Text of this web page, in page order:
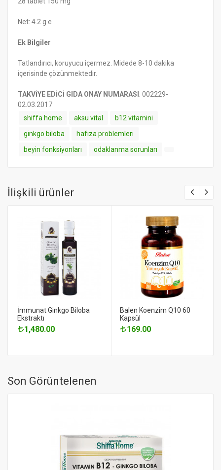
Net: 4.2 g e
Ek Bilgiler
Tatlandırıcı, koruyucu içermez. Midede 8-10 dakika
içerisinde çözünmektedir.
TAKVİYE EDİCİ GIDA ONAY NUMARASI : 002229-
02.03.2017
shiffa home
aksu vital
b12 vitamini
ginkgo biloba
hafıza problemleri
beyin fonksiyonları
odaklanma sorunları
İlişkili ürünler
İmmunat Ginkgo Biloba
Ekstraktı
1,480.00
Balen Koenzim Q10 60
Kapsül
169.00
Son Görüntelenen